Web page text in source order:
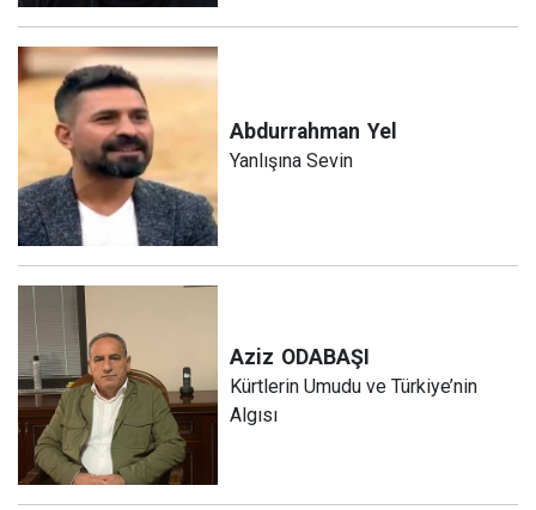
Abdurrahman Yel
Yanlışına Sevin
Aziz ODABAŞI
Kürtlerin Umudu ve Türkiye’nin
Algısı